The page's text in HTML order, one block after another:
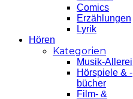
Comics
Erzählungen
Lyrik
Hören
Kategorien
Musik-Allerei
Hörspiele & -
bücher
Film- &